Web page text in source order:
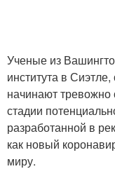
Ученые из
института в
начинают
стадии
разработанной в
как новый
миру.